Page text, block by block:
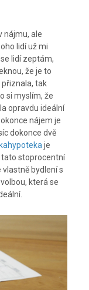
nájmu, ale
lidí už mi
lidí zeptám,
že je to
tak
si myslím, že
opravdu ideální
nájem je
dokonce dvě
je
tato stoprocentní
bydlení s
která se